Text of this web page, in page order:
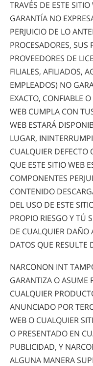
TRAVÉS DE ESTE
GARANTÍA NO
PERJUICIO DE LO
PROCESADORES, SUS
PROVEEDORES DE
FILIALES, AFILIADOS,
EMPLEADOS) NO
EXACTO, CONFIABLE
WEB CUMPLA CON
WEB ESTARÁ
LUGAR,
CUALQUIER DEFECTO
QUE ESTE SITIO WEB
COMPONENTES
CONTENIDO
DEL USO DE ESTE
PROPIO RIESGO Y TÚ
DE CUALQUIER DAÑO
DATOS QUE RESULTE
NARCONON INT
GARANTIZA O ASUME
CUALQUIER
ANUNCIADO POR
WEB O CUALQUIER
O PRESENTADO EN
PUBLICIDAD, Y
ALGUNA MANERA